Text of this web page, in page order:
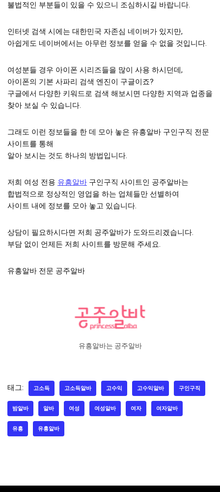
불법적인 부분들이 있을 수 있으니 조심하시길 바랍니다.
인터넷 검색 시에는 대한민국 자존심 네이버가 있지만,
아쉽게도 네이버에서는 아무런 정보를 얻을 수 없을 것입니다.
여성분들 경우 아이폰 시리즈들을 많이 사용 하시던데,
아이폰의 기본 사파리 검색 엔진이 구글이죠?
구글에서 다양한 키워드로 검색 해보시면 다양한 지역과 업종을
찾아 보실 수 있습니다.
그래도 이런 정보들을 한 데 모아 놓은 유흥알바 구인구직 전문
사이트를 통해
알아 보시는 것도 하나의 방법입니다.
저희 여성 전용 유흥알바 구인구직 사이트인 공주알바는
합법적으로 정상적인 영업을 하는 업체들만 선별하여
사이트 내에 정보를 모아 놓고 있습니다.
상담이 필요하시다면 저희 공주알바가 도와드리겠습니다.
부담 없이 언제든 저희 사이트를 방문해 주세요.
유흥알바 전문 공주알바
유흥알바는 공주알바
태그: 고소득 고소득알바 고수익 고수익알바 구인구직
밤알바 알바 여성 여성알바 여자 여자알바
유흥 유흥알바